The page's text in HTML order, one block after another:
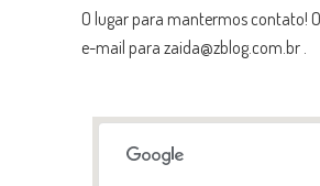
O lugar para mantermos contato!
e-mail para zaida@zblog.com.br .